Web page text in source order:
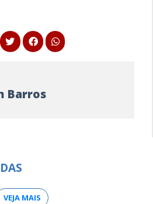
Barros
VEJA MAIS